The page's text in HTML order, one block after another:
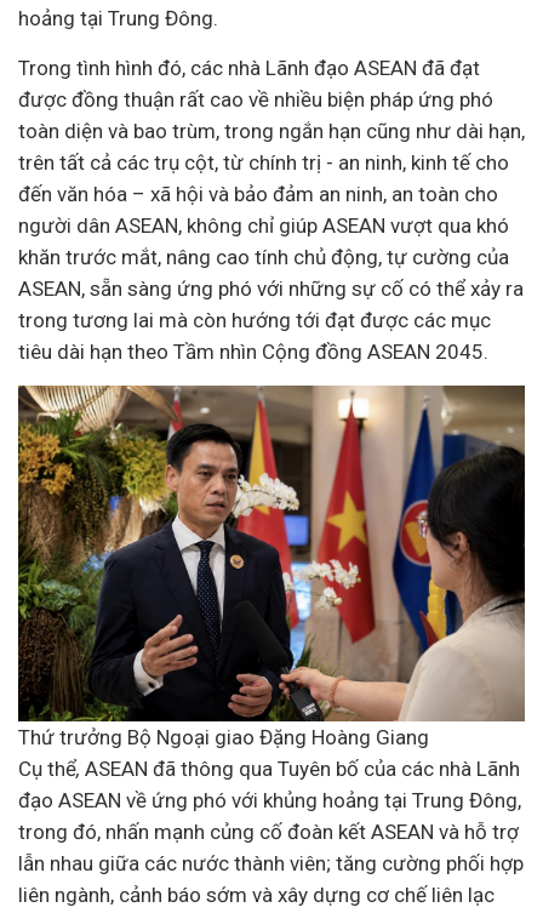
hoảng tại Trung Đông.
Trong tình hình đó, các nhà Lãnh đạo ASEAN đã đạt
được đồng thuận rất cao về nhiều biện pháp ứng phó
toàn diện và bao trùm, trong ngắn hạn cũng như dài hạn,
trên tất cả các trụ cột, từ chính trị - an ninh, kinh tế cho
đến văn hóa – xã hội và bảo đảm an ninh, an toàn cho
người dân ASEAN, không chỉ giúp ASEAN vượt qua khó
khăn trước mắt, nâng cao tính chủ động, tự cường của
ASEAN, sẵn sàng ứng phó với những sự cố có thể xảy ra
trong tương lai mà còn hướng tới đạt được các mục
tiêu dài hạn theo Tầm nhìn Cộng đồng ASEAN 2045.
Thứ trưởng Bộ Ngoại giao Đặng Hoàng Giang
Cụ thể, ASEAN đã thông qua Tuyên bố của các nhà Lãnh
đạo ASEAN về ứng phó với khủng hoảng tại Trung Đông,
trong đó, nhấn mạnh củng cố đoàn kết ASEAN và hỗ trợ
lẫn nhau giữa các nước thành viên; tăng cường phối hợp
liên ngành, cảnh báo sớm và xây dựng cơ chế liên lạc